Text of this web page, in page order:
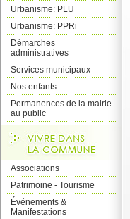
Urbanisme: PLU
Urbanisme: PPRi
Démarches
administratives
Services municipaux
Nos enfants
Permanences de la mairie
au public
Associations
Patrimoine - Tourisme
Événements &
Manifestations